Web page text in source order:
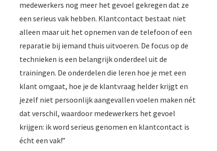
medewerkers nog meer het gevoel gekregen dat ze
een serieus vak hebben. Klantcontact bestaat niet
alleen maar uit het opnemen van de telefoon of een
reparatie bij iemand thuis uitvoeren. De focus op de
technieken is een belangrijk onderdeel uit de
trainingen. De onderdelen die leren hoe je met een
klant omgaat, hoe je de klantvraag helder krijgt en
jezelf niet persoonlijk aangevallen voelen maken nét
dat verschil, waardoor medewerkers het gevoel
krijgen: ik word serieus genomen en klantcontact is
écht een vak!”